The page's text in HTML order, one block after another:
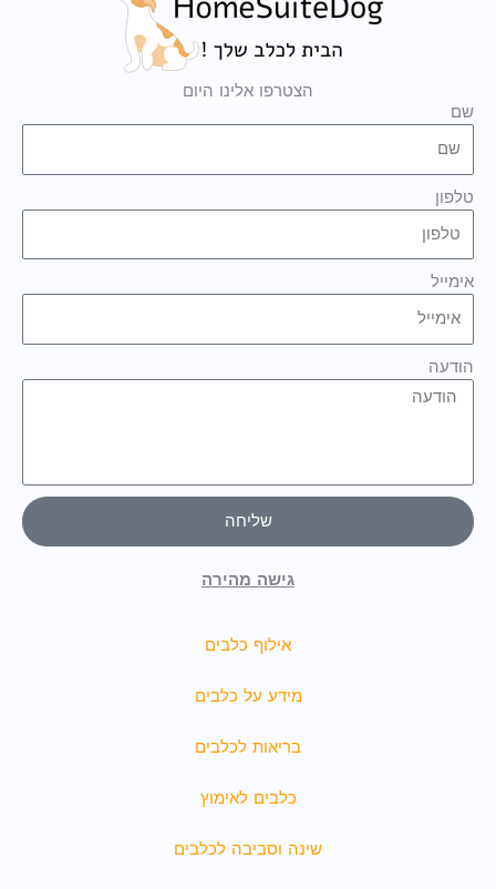
הצטרפו אלינו היום
שם
טלפון
אימייל
הודעה
שליחה
גישה מהירה
אילוף כלבים
מידע על כלבים
בריאות לכלבים
כלבים לאימוץ
שינה וסביבה לכלבים